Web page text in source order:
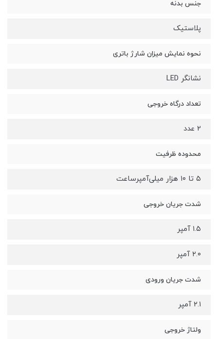
جنس بدنه
پلاستیک
نحوه نمایش میزان شارژ باتری
نشانگر LED
تعداد درگاه خروجی
2 عدد
محدوده ظرفیت
۵ تا ۱۰ هزار میلی‌آمپر‌ساعت
شدت جریان خروجی
۱.۵ آمپر
۲.۰ آمپر
شدت جریان ورودی
۲.۱ آمپر
ولتاژ خروجی